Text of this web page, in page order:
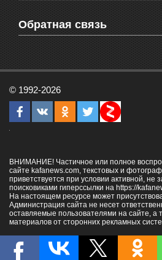
Здоровье
СМС мнения читателей
Блоги феодосийцев
Школы Феодосии
Печатная версия газеты "Кафа"
RSS
Обратная связь
Рекламодателям
Контактная информация
© 1992-2026
ВНИМАНИЕ! Частичное или полное
сайте kafanews.com, текстовых и
приветствуется при условии активной, не
поисковиками гиперссылки на https://
На настоящем ресурсе может
Администрация сайта не несет
оставляемые пользователями на сайте, а
материалов от сторонних рекламных